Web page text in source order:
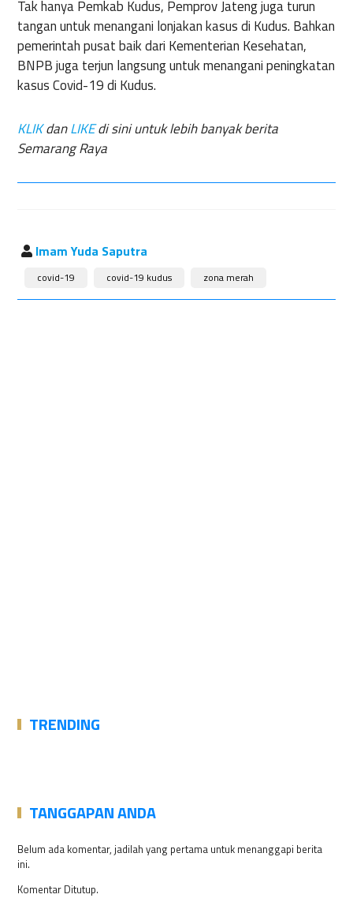
Tak hanya Pemkab Kudus, Pemprov Jateng juga turun
tangan untuk menangani lonjakan kasus di Kudus. Bahkan
pemerintah pusat baik dari Kementerian Kesehatan,
BNPB juga terjun langsung untuk menangani peningkatan
kasus Covid-19 di Kudus.
KLIKdanLIKEdi sini untuk lebih banyak berita
Semarang Raya
Imam Yuda Saputra
covid-19 covid-19 kudus zona merah
TRENDING
TANGGAPAN ANDA
Belum ada komentar, jadilah yang pertama untuk menanggapi berita
ini.
Komentar Ditutup.